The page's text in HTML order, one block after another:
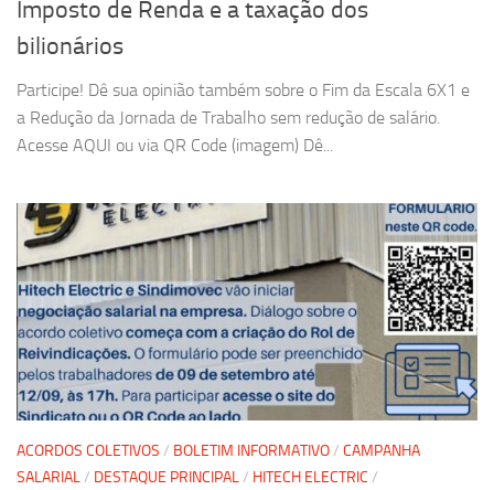
Imposto de Renda e a taxação dos
bilionários
Participe! Dê sua opinião também sobre o Fim da Escala 6X1 e
a Redução da Jornada de Trabalho sem redução de salário.
Acesse AQUI ou via QR Code (imagem) Dê...
ACORDOS COLETIVOS / BOLETIM INFORMATIVO/ CAMPANHA
SALARIAL/ DESTAQUE PRINCIPAL/ HITECH ELECTRIC /